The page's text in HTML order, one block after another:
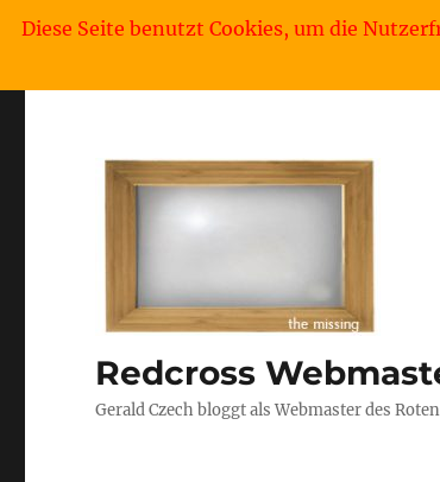
Redcross
Gerald Czech bloggt als Webmaster des
Diese Seite benutzt Cookies, um die